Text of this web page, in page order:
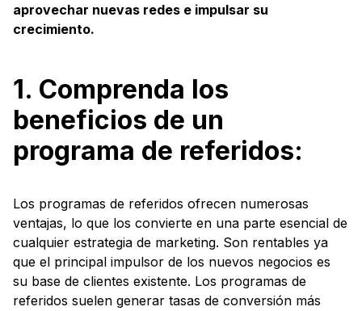
aprovechar nuevas redes e impulsar su
crecimiento.
1. Comprenda los
beneficios de un
programa de referidos:
Los programas de referidos ofrecen numerosas
ventajas, lo que los convierte en una parte esencial de
cualquier estrategia de marketing. Son rentables ya
que el principal impulsor de los nuevos negocios es
su base de clientes existente. Los programas de
referidos suelen generar tasas de conversión más